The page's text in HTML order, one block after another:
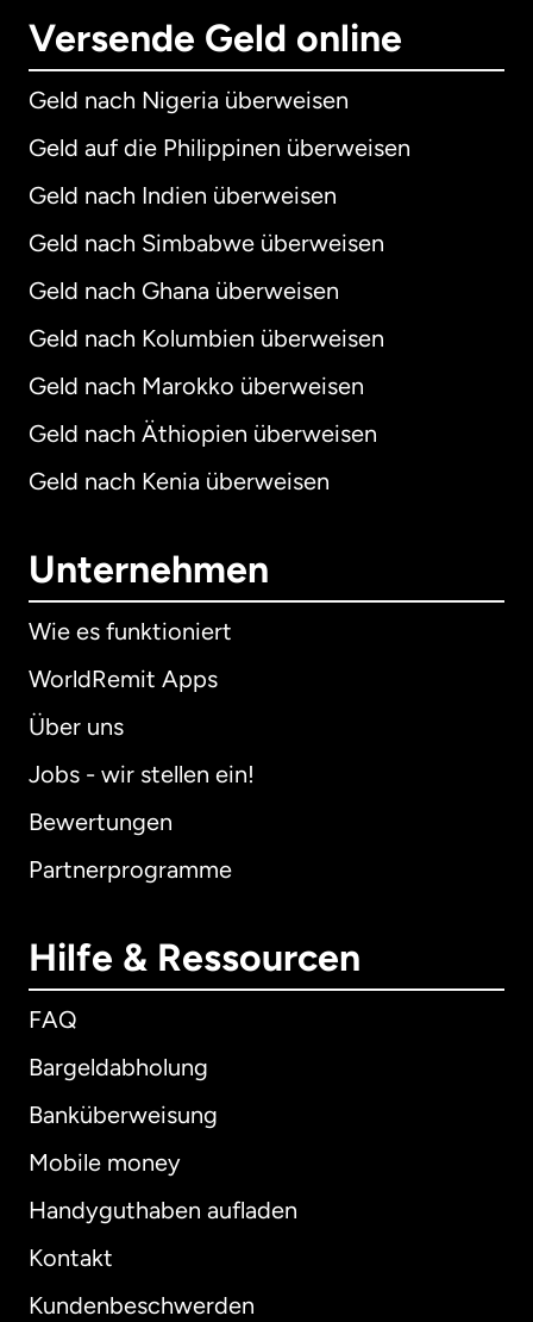
Versende Geld online
Geld nach Nigeria überweisen
Geld auf die Philippinen überweisen
Geld nach Indien überweisen
Geld nach Simbabwe überweisen
Geld nach Ghana überweisen
Geld nach Kolumbien überweisen
Geld nach Marokko überweisen
Geld nach Äthiopien überweisen
Geld nach Kenia überweisen
Unternehmen
Wie es funktioniert
WorldRemit Apps
Über uns
Jobs - wir stellen ein!
Bewertungen
Partnerprogramme
Hilfe & Ressourcen
FAQ
Bargeldabholung
Banküberweisung
Mobile money
Handyguthaben aufladen
Kontakt
Kundenbeschwerden